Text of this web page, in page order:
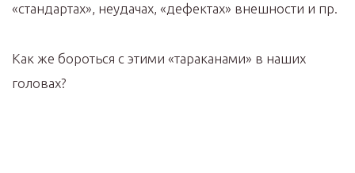
«стандартах», неудачах, «дефектах» внешности и пр.
Как же бороться с этими «тараканами» в наших
головах?